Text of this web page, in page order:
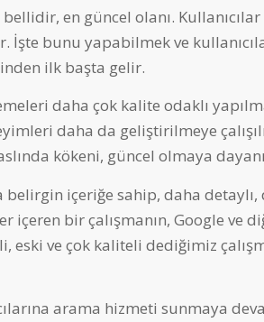
en güncel olanı.
İşte bunu yapabilmek ve
ilk başta gelir.
daha çok kalite odaklı
daha da geliştirilmeye
kökeni, güncel olmaya
belirgin içeriğe sahip, daha detaylı,
içeren bir çalışmanın, Google ve
eski ve çok kaliteli dediğimiz
arama hizmeti sunmaya